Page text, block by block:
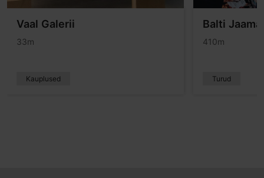
Vaal Galerii
33m
Kauplused
Balti
410m
Turud